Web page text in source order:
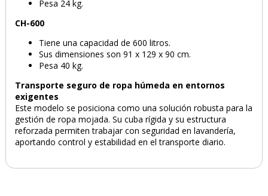
Pesa 24 kg.
CH-600
Tiene una capacidad de 600 litros.
Sus dimensiones son 91 x 129 x 90 cm.
Pesa 40 kg.
Transporte seguro de ropa húmeda en entornos
exigentes
Este modelo se posiciona como una solución robusta para la
gestión de ropa mojada. Su cuba rígida y su estructura
reforzada permiten trabajar con seguridad en lavandería,
aportando control y estabilidad en el transporte diario.